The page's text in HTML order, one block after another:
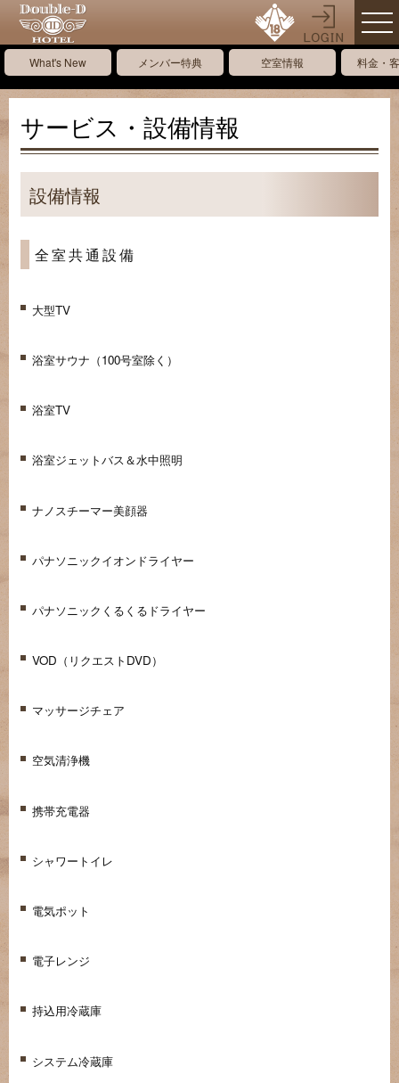
What's New メンバー特典 空室情報 料金・
サービス・設備情報
設備情報
全室共通設備
大型TV
浴室サウナ（100号室除く）
浴室TV
浴室ジェットバス＆水中照明
ナノスチーマー美顔器
パナソニックイオンドライヤー
パナソニックくるくるドライヤー
VOD（リクエストDVD）
マッサージチェア
空気清浄機
携帯充電器
シャワートイレ
電気ポット
電子レンジ
持込用冷蔵庫
システム冷蔵庫